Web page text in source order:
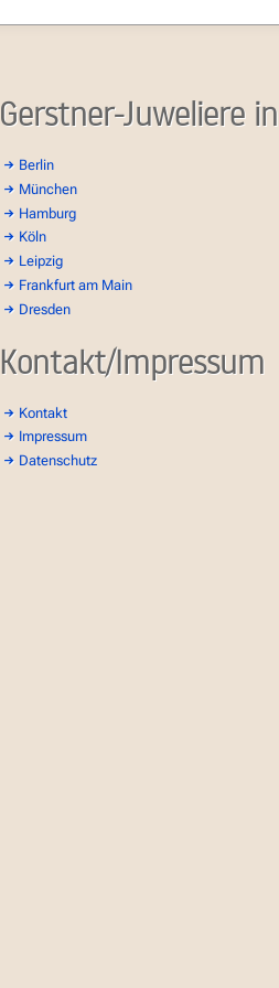
Gerstner-Juweliere in
Berlin
München
Hamburg
Köln
Leipzig
Frankfurt am Main
Dresden
Kontakt/Impressum
Kontakt
Impressum
Datenschutz